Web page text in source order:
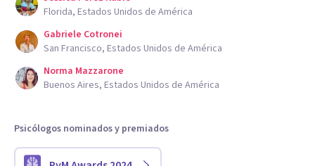
Florida, Estados Unidos de América
Gabriele Cotronei
San Francisco, Estados Unidos de América
Norma Mazzarone
Buenos Aires, Estados Unidos de América
Psicólogos nominados y premiados